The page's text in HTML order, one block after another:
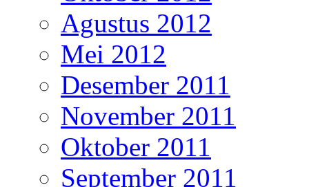
Agustus 2012
Mei 2012
Desember 2011
November 2011
Oktober 2011
September 2011